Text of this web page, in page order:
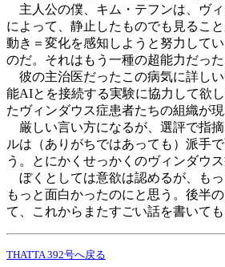
主人公の僕、キム・テフンは、ヴ
によって、静止したものでも見るこ
動き＝変化を感知しようと努力して
のだ。それはもう一種の超能力だった
彼の主治医だったこの病気に詳し
能AIとを接続する実験に協力して欲
たヴィンダウス症患者たちの組織が
厳しい言い方になるが、選評で指
ルは（ありがちではあっても）派手
う。とにかくせっかくのヴィンダウ
ぼくとしては意欲は認めるが、も
もっと面白かったのにと思う。後半
て、これからまたすごい話を書いても
THATTA 392号へ戻る